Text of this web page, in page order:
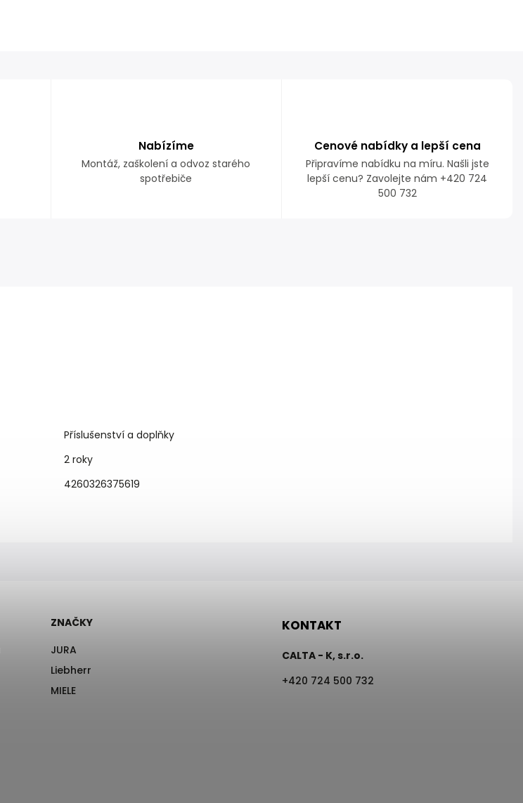
Nabízíme
Montáž, zaškolení a odvoz starého
spotřebiče
Cenové nabídky a lepší cena
Připravíme nabídku na míru. Našli jste
lepší cenu? Zavolejte nám +420 724
500 732
Příslušenství a doplňky
2 roky
4260326375619
ZNAČKY
JURA
Liebherr
MIELE
KONTAKT
CALTA - K, s.r.o.
+420 724 500 732